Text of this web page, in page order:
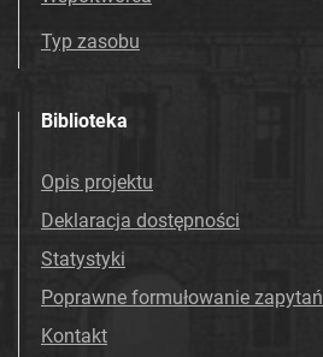
Typ zasobu
Biblioteka
Opis projektu
Deklaracja dostępności
Statystyki
Poprawne formułowanie zapytań
Kontakt